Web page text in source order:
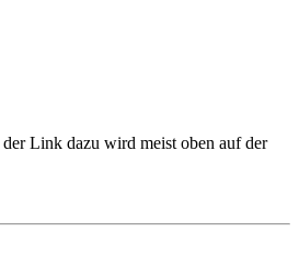
Link dazu wird meist oben auf der